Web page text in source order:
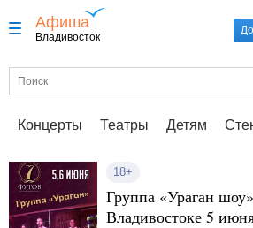
Афиша
Владивосток
Концерты Театры Детям
18+
Группа «Ураган
Владивостоке 5